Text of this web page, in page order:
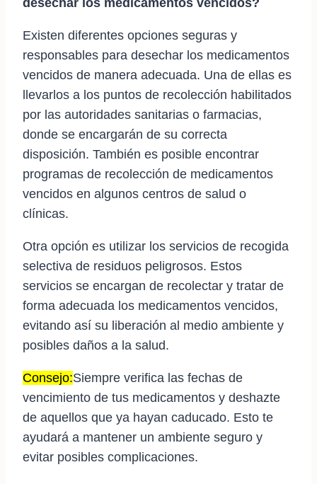
desechar los medicamentos vencidos?
Existen diferentes opciones seguras y
responsables para desechar los medicamentos
vencidos de manera adecuada. Una de ellas es
llevarlos a los puntos de recolección habilitados
por las autoridades sanitarias o farmacias,
donde se encargarán de su correcta
disposición. También es posible encontrar
programas de recolección de medicamentos
vencidos en algunos centros de salud o
clínicas.
Otra opción es utilizar los servicios de recogida
selectiva de residuos peligrosos. Estos
servicios se encargan de recolectar y tratar de
forma adecuada los medicamentos vencidos,
evitando así su liberación al medio ambiente y
posibles daños a la salud.
Consejo:Siempre verifica las fechas de
vencimiento de tus medicamentos y deshazte
de aquellos que ya hayan caducado. Esto te
ayudará a mantener un ambiente seguro y
evitar posibles complicaciones.